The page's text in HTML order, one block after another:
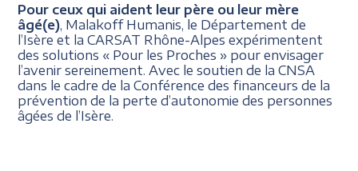
Pour ceux qui aident leur père ou leur mère
âgé(e) , Malakoff Humanis, le Département de
l’Isère et la CARSAT Rhône-Alpes expérimentent
des solutions « Pour les Proches » pour envisager
l’avenir sereinement. Avec le soutien de la CNSA
dans le cadre de la Conférence des financeurs de la
prévention de la perte d’autonomie des personnes
âgées de l’Isère.